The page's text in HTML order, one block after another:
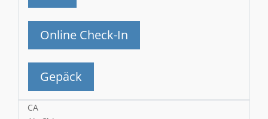
Online Check-In
Gepäck
CA